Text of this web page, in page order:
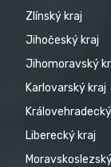
Zlínský kraj
Jihočeský kraj
Jihomoravský
Karlovarský kraj
Liberecký kraj